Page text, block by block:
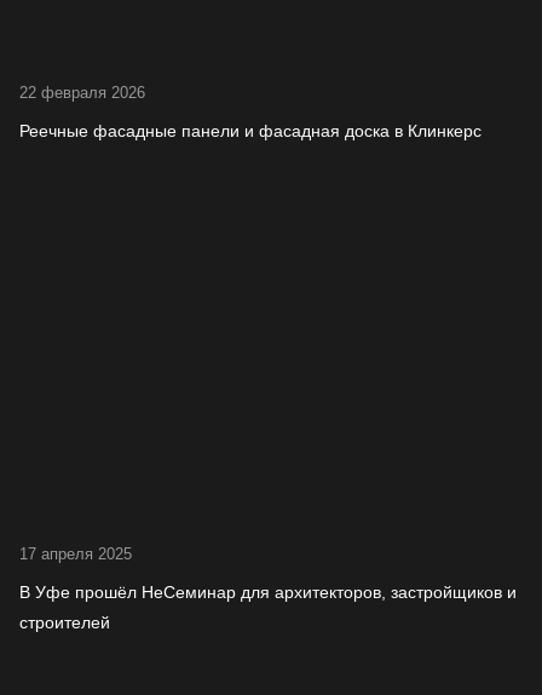
22 февраля 2026
Реечные фасадные панели и фасадная доска в Клинкерс
17 апреля 2025
В Уфе прошёл НеСеминар для архитекторов, застройщиков и
строителей